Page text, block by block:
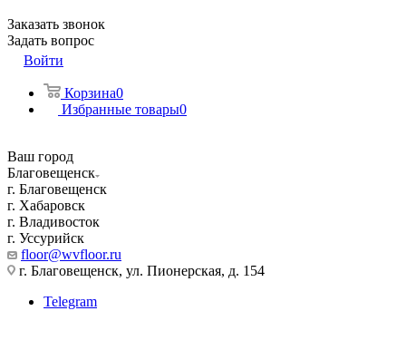
Заказать звонок
Задать вопрос
Войти
Корзина0
Избранные товары0
Ваш город
Благовещенск
г. Благовещенск
г. Хабаровск
г. Владивосток
г. Уссурийск
floor@wvfloor.ru
г. Благовещенск, ул. Пионерская, д. 154
Telegram